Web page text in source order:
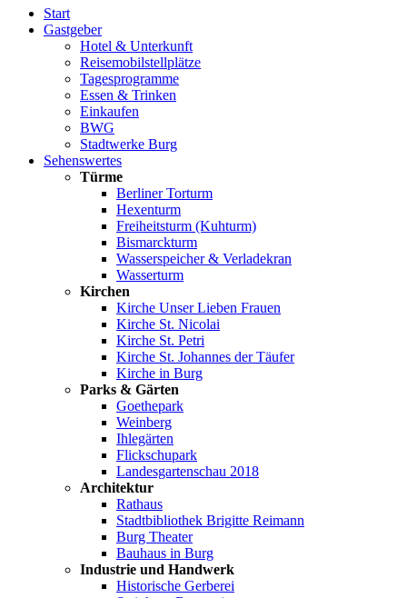
Start
Gastgeber
Hotel & Unterkunft
Reisemobilstellplätze
Tagesprogramme
Essen & Trinken
Einkaufen
BWG
Stadtwerke Burg
Sehenswertes
Türme
Berliner Torturm
Hexenturm
Freiheitsturm (Kuhturm)
Bismarckturm
Wasserspeicher & Verladekran
Wasserturm
Kirchen
Kirche Unser Lieben Frauen
Kirche St. Nicolai
Kirche St. Petri
Kirche St. Johannes der Täufer
Kirche in Burg
Parks & Gärten
Goethepark
Weinberg
Ihlegärten
Flickschupark
Landesgartenschau 2018
Architektur
Rathaus
Stadtbibliothek Brigitte Reimann
Burg Theater
Bauhaus in Burg
Industrie und Handwerk
Historische Gerberei